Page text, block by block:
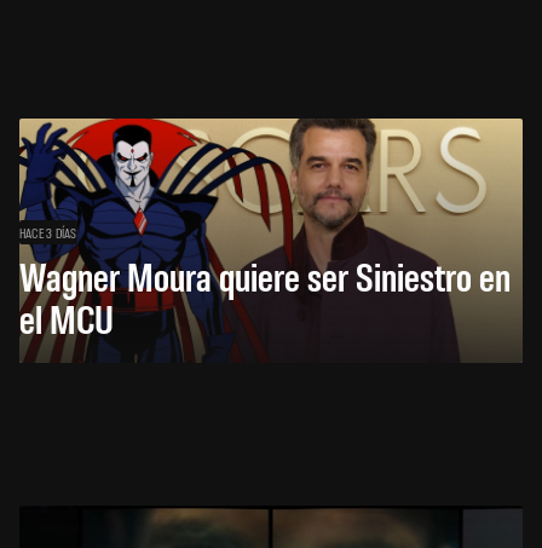
HACE 3 DÍAS
Wagner Moura quiere ser Siniestro en
el MCU